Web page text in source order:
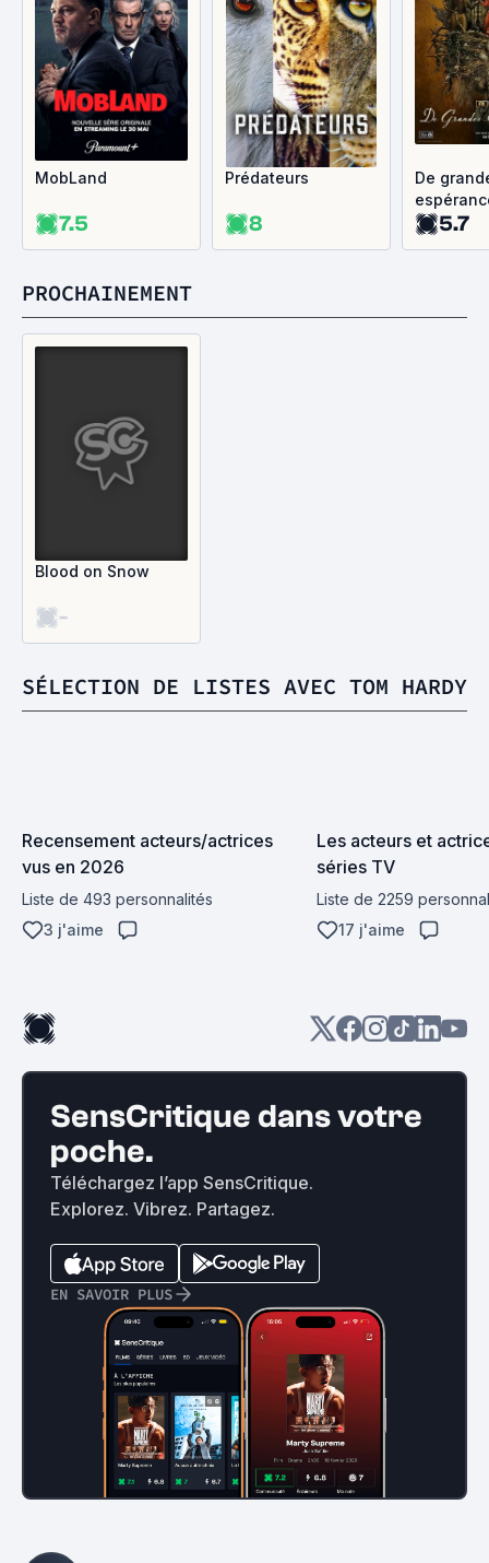
MobLand
7.5
Prédateurs
8
De
5.7
PROCHAINEMENT
Blood on Snow
-
SÉLECTION DE LISTES AVEC TOM HARDY
Recensement acteurs/actrices
vus en 2026
Liste de 493 personnalités
3 j'aime
Les acteurs et
séries TV
Liste de 2259
17 j'aime
SensCritique dans votre
poche.
Téléchargez l’app SensCritique.
Explorez. Vibrez. Partagez.
EN SAVOIR PLUS